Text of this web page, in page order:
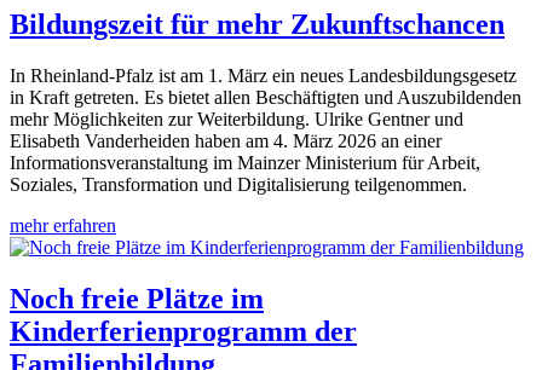
Bildungszeit für mehr Zukunftschancen
In Rheinland-Pfalz ist am 1. März ein neues Landesbildungsgesetz
in Kraft getreten. Es bietet allen Beschäftigten und Auszubildenden
mehr Möglichkeiten zur Weiterbildung. Ulrike Gentner und
Elisabeth Vanderheiden haben am 4. März 2026 an einer
Informationsveranstaltung im Mainzer Ministerium für Arbeit,
Soziales, Transformation und Digitalisierung teilgenommen.
mehr erfahren
Noch freie Plätze im
Kinderferienprogramm der